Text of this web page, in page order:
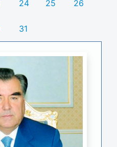
24 25 26
31